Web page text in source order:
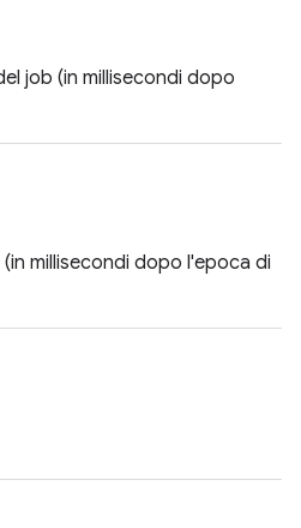
job (in millisecondi dopo
millisecondi dopo l'epoca di